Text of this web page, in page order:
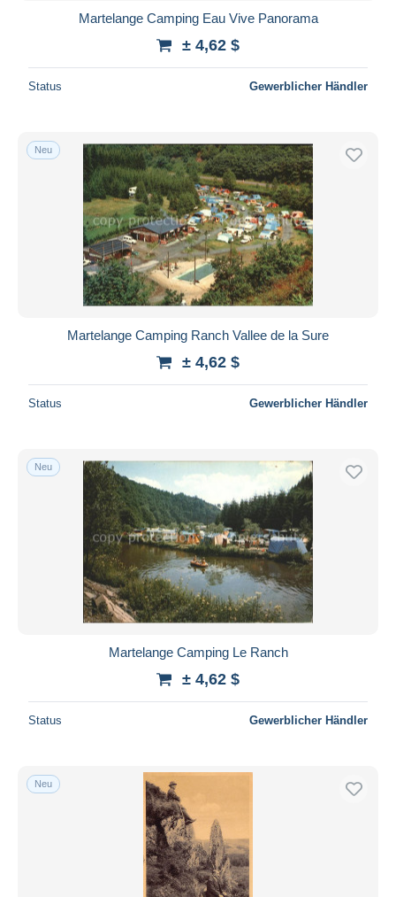
Martelange Camping Eau Vive Panorama
± 4,62 $
Status Gewerblicher Händler
Neu
Martelange Camping Ranch Vallee de la Sure
± 4,62 $
Status Gewerblicher Händler
Neu
Martelange Camping Le Ranch
± 4,62 $
Status Gewerblicher Händler
Neu